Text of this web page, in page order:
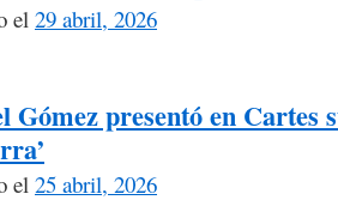
el 29 abril, 2026
Gómez presentó en Cartes
el 25 abril, 2026